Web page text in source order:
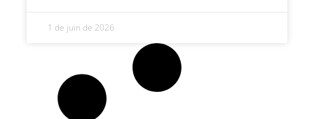
1 de juin de 2026